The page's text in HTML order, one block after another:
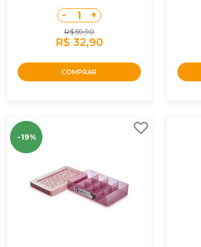
- 1 +
R$ 59,90
R$ 32,90
COMPRAR
-19%